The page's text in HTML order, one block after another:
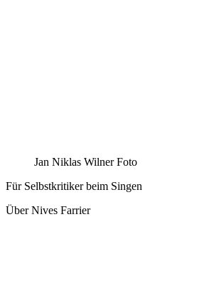
Jan Niklas Wilner Foto
Für Selbstkritiker beim Singen
Über Nives Farrier